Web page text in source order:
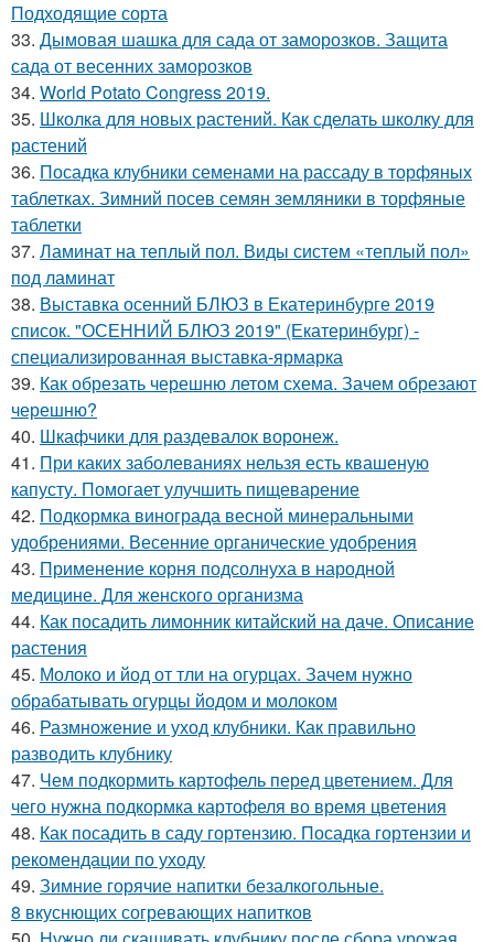
Подходящие сорта
33. Дымовая шашка для сада от заморозков. Защита
сада от весенних заморозков
34. World Potato Congress 2019.
35. Школка для новых растений. Как сделать школку для
растений
36. Посадка клубники семенами на рассаду в торфяных
таблетках. Зимний посев семян земляники в торфяные
таблетки
37. Ламинат на теплый пол. Виды систем «теплый пол»
под ламинат
38. Выставка осенний БЛЮЗ в Екатеринбурге 2019
список. "ОСЕННИЙ БЛЮЗ 2019" (Екатеринбург) -
специализированная выставка-ярмарка
39. Как обрезать черешню летом схема. Зачем обрезают
черешню?
40. Шкафчики для раздевалок воронеж.
41. При каких заболеваниях нельзя есть квашеную
капусту. Помогает улучшить пищеварение
42. Подкормка винограда весной минеральными
удобрениями. Весенние органические удобрения
43. Применение корня подсолнуха в народной
медицине. Для женского организма
44. Как посадить лимонник китайский на даче. Описание
растения
45. Молоко и йод от тли на огурцах. Зачем нужно
обрабатывать огурцы йодом и молоком
46. Размножение и уход клубники. Как правильно
разводить клубнику
47. Чем подкормить картофель перед цветением. Для
чего нужна подкормка картофеля во время цветения
48. Как посадить в саду гортензию. Посадка гортензии и
рекомендации по уходу
49. Зимние горячие напитки безалкогольные.
8 вкуснющих согревающих напитков